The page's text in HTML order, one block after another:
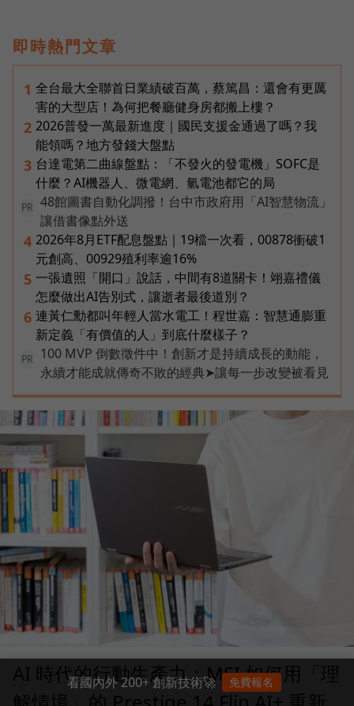
即時熱門文章
1 全台最大全聯首日業績破百萬，蔡篤昌：還會有更厲
害的大型店！為何把餐廳健身房都搬上樓？
2 2026普發一萬最新進度｜國民支援金通過了嗎？我
能領嗎？地方發錢大盤點
3 台達電第二曲線盤點：「不發火的發電機」SOFC是
什麼？AI機器人、微電網、氫電池都它的局
PR
48館圖書自動化調撥！台中市政府用「AI智慧物流」
讓借書像點外送
4 2026年8月ETF配息盤點｜19檔一次看，00878衝破1
元創高、00929殖利率逾16%
5 一張遺照「開口」說話，中間有8道關卡！翊嘉禮儀
怎麼做出AI告別式，讓逝者最後道別？
6 連黃仁勳都叫年輕人當水電工！程世嘉：智慧通膨重
新定義「有價值的人」到底什麼樣子？
PR
100 MVP 倒數徵件中！創新才是持續成長的動能，
永續才能成就傳奇不敗的經典➤讓每一步改變被看見
AI 時代的行動生產力：MSI 如何用「理
看國內外 200+ 創新技術🚀 免費報名